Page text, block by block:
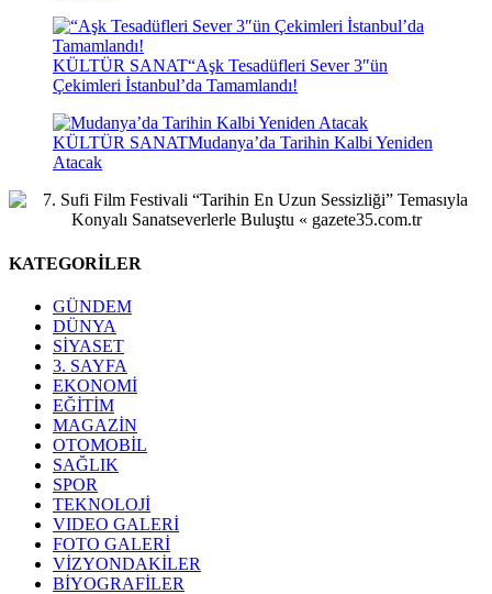
KÜLTÜR SANAT“Aşk Tesadüfleri Sever 3″ün
Çekimleri İstanbul’da Tamamlandı!
KÜLTÜR SANATMudanya’da Tarihin Kalbi Yeniden
Atacak
KATEGORİLER
GÜNDEM
DÜNYA
SİYASET
3. SAYFA
EKONOMİ
EĞİTİM
MAGAZİN
OTOMOBİL
SAĞLIK
SPOR
TEKNOLOJİ
VIDEO GALERİ
FOTO GALERİ
VİZYONDAKİLER
BİYOGRAFİLER